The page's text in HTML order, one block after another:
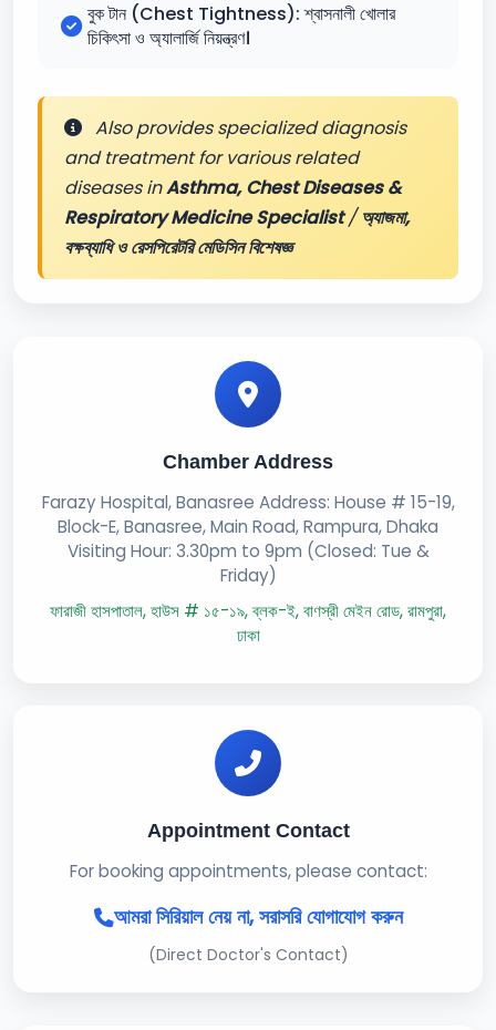
বুক টান (Chest Tightness): শ্বাসনালী খোলার
চিকিৎসা ও অ্যালার্জি নিয়ন্ত্রণ।
Also provides specialized diagnosis
and treatment for various related
diseases inAsthma, Chest Diseases &
Respiratory Medicine Specialist/অ্যাজমা,
বক্ষব্যাধি ও রেসপিরেটরি মেডিসিন বিশেষজ্ঞ
Chamber Address
Farazy Hospital, Banasree Address: House # 15-19,
Block-E, Banasree, Main Road, Rampura, Dhaka
Visiting Hour: 3.30pm to 9pm (Closed: Tue &
Friday)
ফারাজী হাসপাতাল, হাউস # ১৫-১৯, ব্লক-ই, বাণস্রী মেইন রোড, রামপুরা,
ঢাকা
Appointment Contact
For booking appointments, please contact:
আমরা সিরিয়াল নেয় না, সরাসরি যোগাযোগ করুন
(Direct Doctor's Contact)